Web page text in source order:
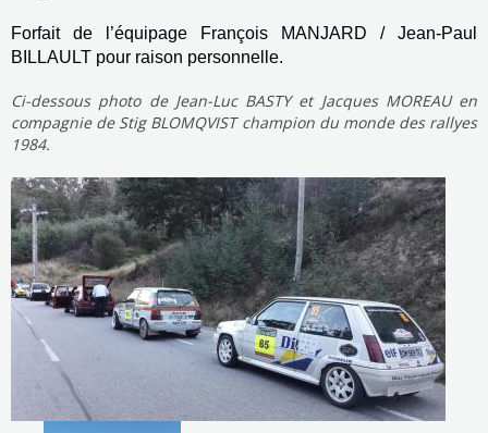
Forfait de l’équipage François MANJARD / Jean-Paul
BILLAULT pour raison personnelle.
Ci-dessous photo de Jean-Luc BASTY et Jacques MOREAU en
compagnie de Stig BLOMQVIST champion du monde des rallyes
1984.